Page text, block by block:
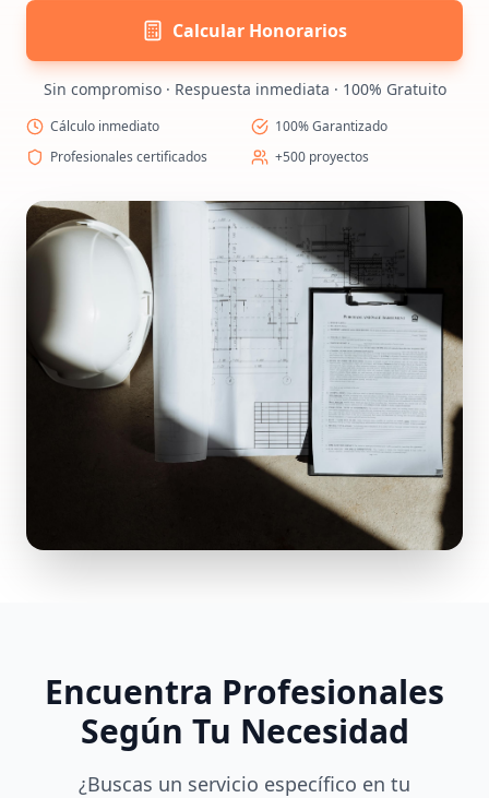
Calcular Honorarios
Sin compromiso · Respuesta inmediata · 100% Gratuito
Cálculo inmediato
100% Garantizado
Profesionales certificados
+500 proyectos
Encuentra Profesionales
Según Tu Necesidad
¿Buscas un servicio específico en tu